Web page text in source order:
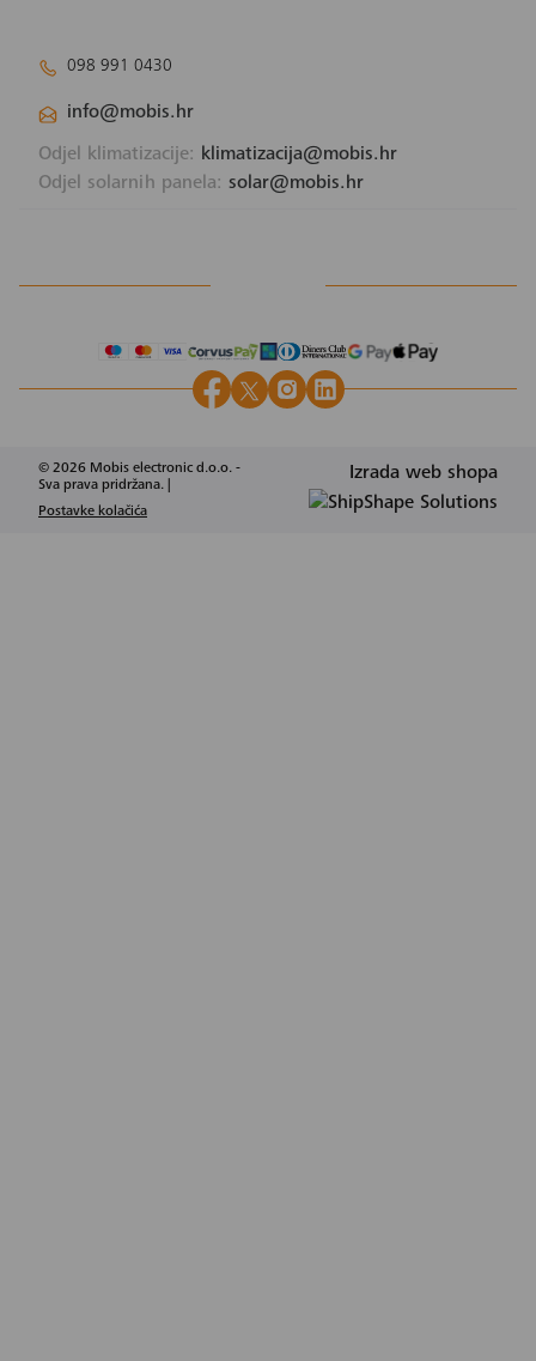
098 991 0430
info@mobis.hr
Odjel klimatizacije: klimatizacija@mobis.hr
Odjel solarnih panela: solar@mobis.hr
© 2026 Mobis electronic d.o.o. -
Sva prava pridržana. |
Postavke kolačića
Izrada web shopa